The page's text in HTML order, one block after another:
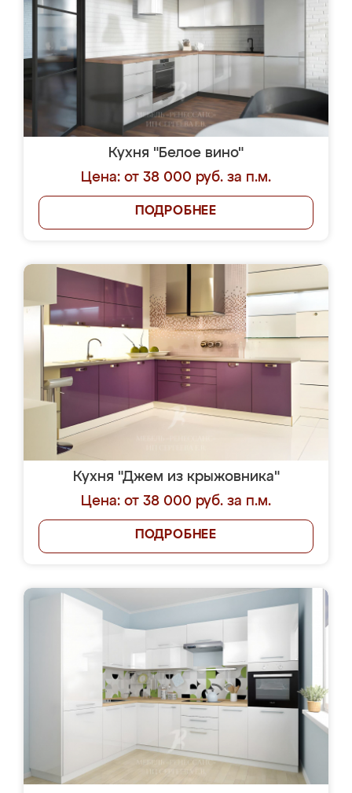
Кухня "Белое вино"
Цена: от 38 000 руб. за п.м.
ПОДРОБНЕЕ
Кухня "Джем из крыжовника"
Цена: от 38 000 руб. за п.м.
ПОДРОБНЕЕ